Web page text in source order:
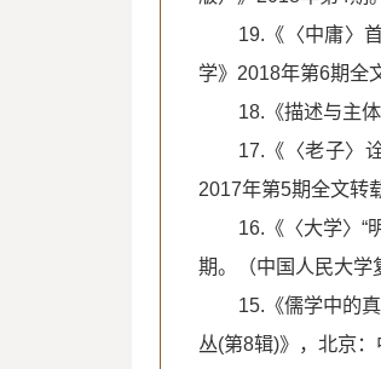
19.《〈中庸〉
学》2018年第6期全
18.《描述与主
17.《〈老子〉
2017年第5期全文转
16.《〈大学〉“
期。（中国人民大学
15.《儒学中的
丛(第8辑)》，北京：